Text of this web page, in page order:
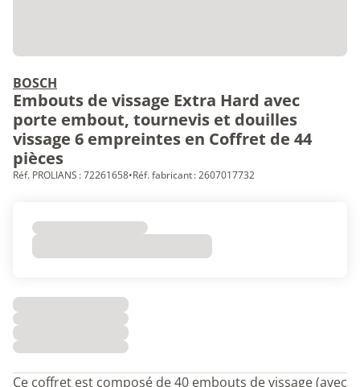
BOSCH
Embouts de vissage Extra Hard avec
porte embout, tournevis et douilles
vissage 6 empreintes en Coffret de 44
pièces
Réf. PROLIANS : 72261658•Réf. fabricant : 2607017732
Ce coffret est composé de 40 embouts de vissage (avec